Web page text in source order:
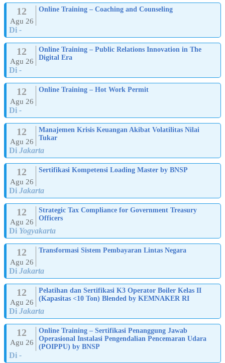
12
Agu 26
Online Training – Coaching and Counseling
Di -
12
Agu 26
Online Training – Public Relations Innovation in The
Digital Era
Di -
12
Agu 26
Online Training – Hot Work Permit
Di -
12
Agu 26
Manajemen Krisis Keuangan Akibat Volatilitas Nilai
Tukar
Di Jakarta
12
Agu 26
Sertifikasi Kompetensi Loading Master by BNSP
Di Jakarta
12
Agu 26
Strategic Tax Compliance for Government Treasury
Officers
Di Yogyakarta
12
Agu 26
Transformasi Sistem Pembayaran Lintas Negara
Di Jakarta
12
Agu 26
Pelatihan dan Sertifikasi K3 Operator Boiler Kelas II
(Kapasitas <10 Ton) Blended by KEMNAKER RI
Di Jakarta
12
Agu 26
Online Training – Sertifikasi Penanggung Jawab
Operasional Instalasi Pengendalian Pencemaran Udara
(POIPPU) by BNSP
Di -